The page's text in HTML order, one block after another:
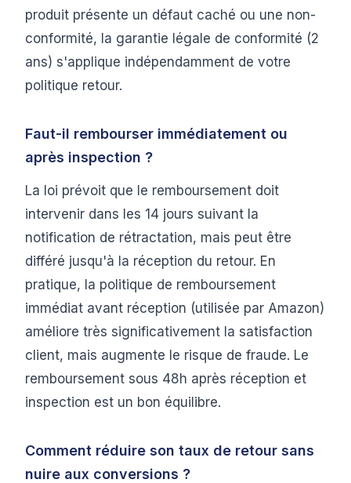
produit présente un défaut caché ou une non-
conformité, la garantie légale de conformité (2
ans) s'applique indépendamment de votre
politique retour.
Faut-il rembourser immédiatement ou
après inspection ?
La loi prévoit que le remboursement doit
intervenir dans les 14 jours suivant la
notification de rétractation, mais peut être
différé jusqu'à la réception du retour. En
pratique, la politique de remboursement
immédiat avant réception (utilisée par Amazon)
améliore très significativement la satisfaction
client, mais augmente le risque de fraude. Le
remboursement sous 48h après réception et
inspection est un bon équilibre.
Comment réduire son taux de retour sans
nuire aux conversions ?